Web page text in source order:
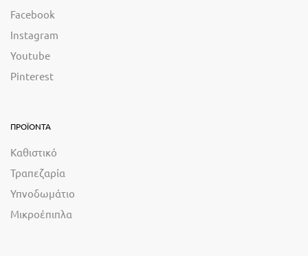
Facebook
Instagram
Youtube
Pinterest
ΠΡΟΪΟΝΤΑ
Καθιστικό
Τραπεζαρία
Υπνοδωμάτιο
Μικροέπιπλα